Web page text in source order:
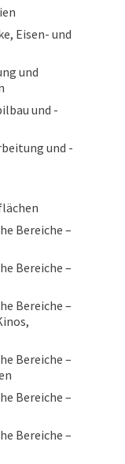
Eisen- und
und
und -
und -
Bereiche –
Bereiche –
Bereiche –
Bereiche –
Bereiche –
Bereiche –